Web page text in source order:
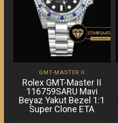
GMT-MASTER II
Rolex GMT-Master II
116759SARU Mavi
Beyaz Yakut Bezel 1:1
Super Clone ETA